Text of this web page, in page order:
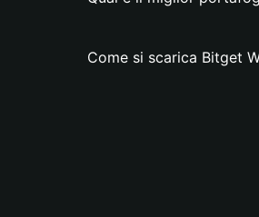
Come si scarica Bitget